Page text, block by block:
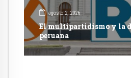
agosto 2, 2026
El multipartidismo y la
peruana